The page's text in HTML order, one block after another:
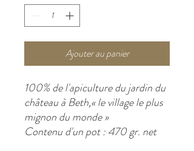
Ajouter au panier
100% de l'apiculture du jardin du
château à Beth,« le village le plus
mignon du monde »
Contenu d'un pot : 470 gr. net